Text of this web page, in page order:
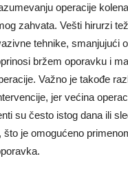
operacije
zahvata. Vešti hirurzi
tehnike, smanjujući
bržem oporavku i
Važno je takođe
jer većina
su često istog dana ili
što je omogućeno